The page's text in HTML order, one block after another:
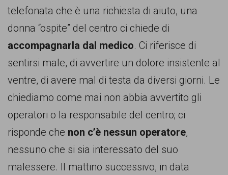
telefonata che è una richiesta di aiuto, una
donna “ospite” del centro ci chiede di
accompagnarla dal medico. Ci riferisce di
sentirsi male, di avvertire un dolore insistente al
ventre, di avere mal di testa da diversi giorni. Le
chiediamo come mai non abbia avvertito gli
operatori o la responsabile del centro; ci
risponde che non c’è nessun operatore,
nessuno che si sia interessato del suo
malessere. Il mattino successivo, in data